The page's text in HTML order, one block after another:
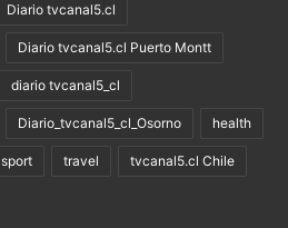
Diario tvcanal5.cl
Diario tvcanal5.cl Puerto Montt
diario tvcanal5_cl
Diario_tvcanal5_cl_Osorno health
sport travel tvcanal5.cl Chile